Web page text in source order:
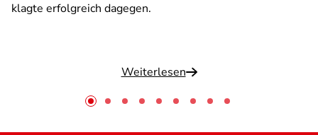
klagte erfolgreich dagegen.
Weiterlesen